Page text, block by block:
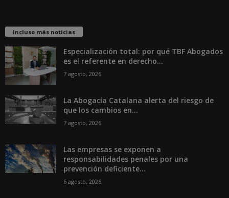
Incluso más noticias
Especialización total: por qué TBF Abogados
es el referente en derecho...
7 agosto, 2026
La Abogacía Catalana alerta del riesgo de
que los cambios en...
7 agosto, 2026
Las empresas se exponen a
responsabilidades penales por una
prevención deficiente...
6 agosto, 2026